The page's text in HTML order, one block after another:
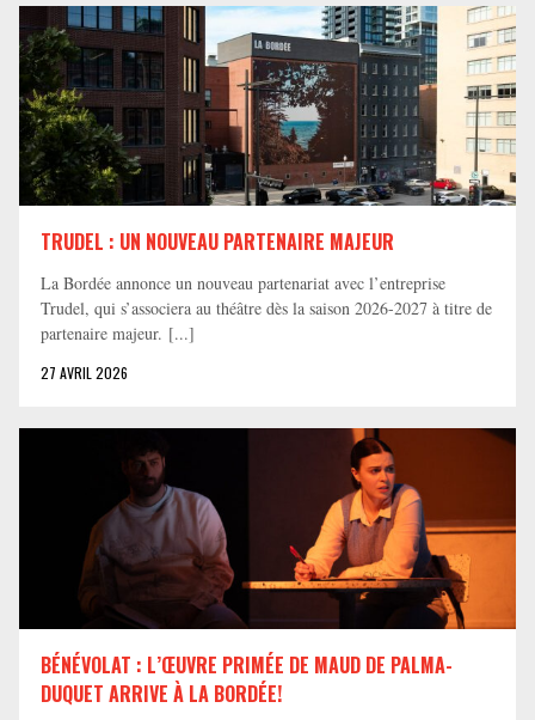
TRUDEL : UN NOUVEAU PARTENAIRE MAJEUR
La Bordée annonce un nouveau partenariat avec l’entreprise
Trudel, qui s’associera au théâtre dès la saison 2026-2027 à titre de
partenaire majeur. [...]
27 AVRIL 2026
BÉNÉVOLAT : L’ŒUVRE PRIMÉE DE MAUD DE PALMA-
DUQUET ARRIVE À LA BORDÉE!